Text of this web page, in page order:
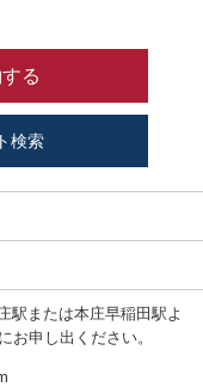
る
検索
駅または本庄早稲田駅よ
お申し出ください。